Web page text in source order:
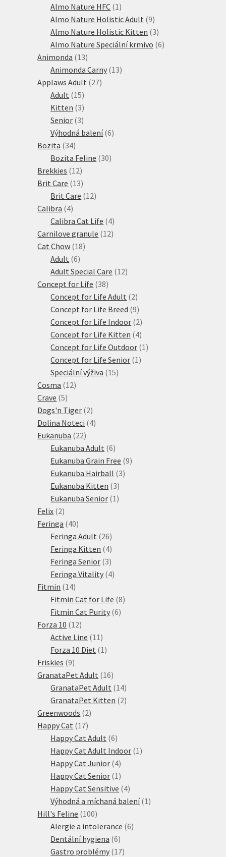
produktů
Almo Nature HFC 1 1
produkt
Almo Nature Holistic Adult 99
produktů
Almo Nature Holistic Kitten 33
produkty
Almo Nature Speciální krmivo 66
Animonda 1313
produktů
Animonda Carny 1313
Applaws Adult 2727
Adult 1515
produktů
Kitten 33
produkty
Senior 33
produkty
Výhodná balení 66
Bozita 3434
produktů
Bozita Feline 3030
Brekkies 1212
produktů
Brit Care 1313
produktů
Brit Care 1212
Calibra 44
produkty
Calibra Cat Life 44
produkty
Carnilove granule 1212
Cat Chow 1818
Adult 66
produktů
Adult Special Care 1212
Concept for Life 3838
produktů
Concept for Life Adult 22
produkty
Concept for Life Breed 99
produktů
Concept for Life Indoor 22
produkty
Concept for Life Kitten 44
produkty
Concept for Life Outdoor 1 1
Concept for Life Senior 1 1
Speciální výživa 1515
Cosma 1212
Crave 55
produktů
Dogs'n Tiger 22
produkty
Dolina Noteci 44
Eukanuba 2222
produktů
Eukanuba Adult 66
produktů
Eukanuba Grain Free 99
Eukanuba Hairball 33
Eukanuba Kitten 33
produkty
Eukanuba Senior 1 1
Felix 22
produkty
Feringa 4040
produktů
Feringa Adult 2626
produktů
Feringa Kitten 44
produkty
Feringa Senior 33
produkty
Feringa Vitality 44
Fitmin 1414
produktů
Fitmin Cat for Life 88
Fitmin Cat Purity 66
Forza 10 1212
produktů
Active Line 11 11
produktů
Forza 10 Diet 1 1
Friskies 99
produktů
GranataPet Adult 1616
produktů
GranataPet Adult 1414
produktů
GranataPet Kitten 22
Greenwoods 22
Happy Cat 1717
produktů
Happy Cat Adult 66
produktů
Happy Cat Adult Indoor 1 1
Happy Cat Junior 44
produkty
Happy Cat Senior 1 1
produkt
Happy Cat Sensitive 44
produkty
Výhodná a míchaná balení 1 1
Hill's Feline 100100
produktů
Alergie a intolerance 66
Dentální hygiena 66
produktů
Gastro problémy 1717